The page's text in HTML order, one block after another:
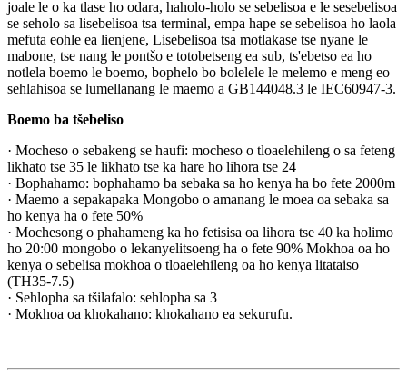
joale le o ka tlase ho odara, haholo-holo se sebelisoa e le sesebelisoa
se seholo sa lisebelisoa tsa terminal, empa hape se sebelisoa ho laola
mefuta eohle ea lienjene, Lisebelisoa tsa motlakase tse nyane le
mabone, tse nang le pontšo e totobetseng ea sub, ts'ebetso ea ho
notlela boemo le boemo, bophelo bo bolelele le melemo e meng eo
sehlahisoa se lumellanang le maemo a GB144048.3 le IEC60947-3.
Boemo ba tšebeliso
· Mocheso o sebakeng se haufi: mocheso o tloaelehileng o sa feteng
likhato tse 35 le likhato tse ka hare ho lihora tse 24
· Bophahamo: bophahamo ba sebaka sa ho kenya ha bo fete 2000m
· Maemo a sepakapaka Mongobo o amanang le moea oa sebaka sa
ho kenya ha o fete 50%
· Mochesong o phahameng ka ho fetisisa oa lihora tse 40 ka holimo
ho 20:00 mongobo o lekanyelitsoeng ha o fete 90% Mokhoa oa ho
kenya o sebelisa mokhoa o tloaelehileng oa ho kenya litataiso
(TH35-7.5)
· Sehlopha sa tšilafalo: sehlopha sa 3
· Mokhoa oa khokahano: khokahano ea sekurufu.